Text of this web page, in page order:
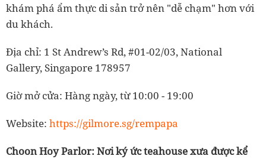
khám phá ẩm thực di sản trở nên "dễ chạm" hơn với
du khách.
Địa chỉ: 1 St Andrew’s Rd, #01-02/03, National
Gallery, Singapore 178957
Giờ mở cửa: Hàng ngày, từ 10:00 - 19:00
Website: https://gilmore.sg/rempapa
Choon Hoy Parlor: Nơi ký ức teahouse xưa được kể